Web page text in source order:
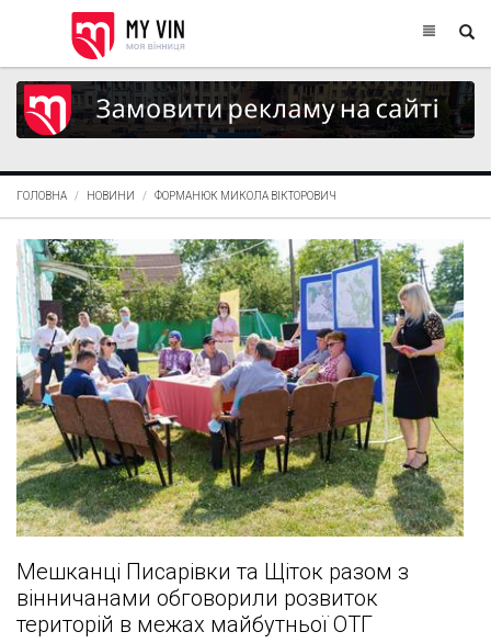
ГОЛОВНА НОВИНИ ФОРМАНЮК МИКОЛА ВІКТОРОВИЧ
Мешканці Писарівки та Щіток разом з
вінничанами обговорили розвиток
територій в межах майбутньої ОТГ